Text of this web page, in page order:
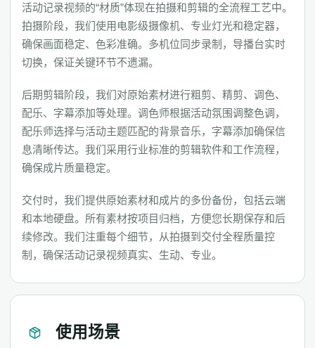
活动记录视频的“材质”体现在拍摄和剪辑的全流程工艺中。
拍摄阶段，我们使用电影级摄像机、专业灯光和稳定器，
确保画面稳定、色彩准确。多机位同步录制，导播台实时
切换，保证关键环节不遗漏。
后期剪辑阶段，我们对原始素材进行粗剪、精剪、调色、
配乐、字幕添加等处理。调色师根据活动氛围调整色调，
配乐师选择与活动主题匹配的背景音乐，字幕添加确保信
息清晰传达。我们采用行业标准的剪辑软件和工作流程，
确保成片质量稳定。
交付时，我们提供原始素材和成片的多份备份，包括云端
和本地硬盘。所有素材按项目归档，方便您长期保存和后
续修改。我们注重每个细节，从拍摄到交付全程质量控
制，确保活动记录视频真实、生动、专业。
使用场景